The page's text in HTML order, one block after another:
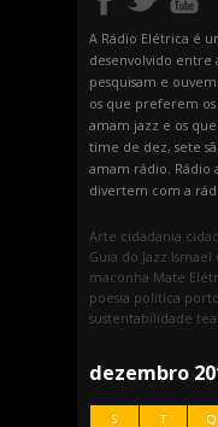
A Rádio Elétrica é
desenvolvido entre
pesquisam e
os que preferem os
amam jazz e os
time de dez, sete
amam rádio. Rádio
divertem com a
Arte cidadania
Guia do Jazz Ismael
maconha Mate
poesia política
sustentabilidade
dezembro
S T Q